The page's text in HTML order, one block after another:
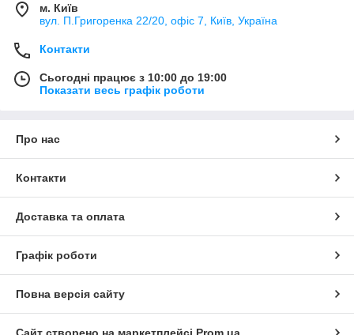
м. Київ
вул. П.Григоренка 22/20, офіс 7, Київ, Україна
Контакти
Сьогодні працює з 10:00 до 19:00
Показати весь графік роботи
Про нас
Контакти
Доставка та оплата
Графік роботи
Повна версія сайту